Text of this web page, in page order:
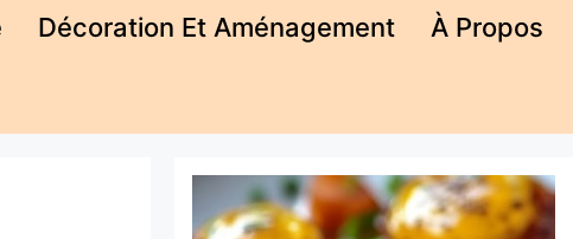
Décoration Et Aménagement À Propos